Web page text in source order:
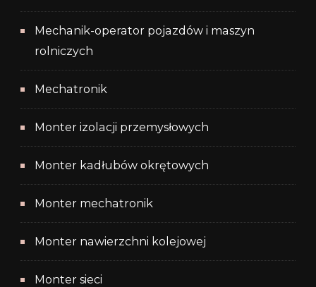
Mechanik-operator pojazdów i maszyn
rolniczych
Mechatronik
Monter izolacji przemysłowych
Monter kadłubów okrętowych
Monter mechatronik
Monter nawierzchni kolejowej
Monter sieci